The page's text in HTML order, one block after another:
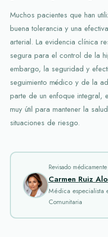
Muchos pacientes que han
buena tolerancia y una
arterial. La evidencia clínica
segura para el control de la
embargo, la seguridad y
seguimiento médico y de la
parte de un enfoque integral,
muy útil para mantener la
situaciones de riesgo.
Revisado
Carmen Ruiz
Médica especialista
Comunitaria